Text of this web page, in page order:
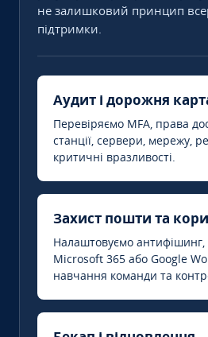
не залишковий принцип
підтримки.
Аудит і дорожня
Перевіряємо MFA, права
станції, сервери, мережу,
критичні вразливості.
Захист пошти та
Налаштовуємо антифішинг,
Microsoft 365 або Google
навчання команди та